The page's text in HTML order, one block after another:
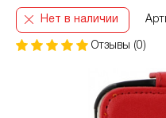
Нет в наличии
Отзывы (0)